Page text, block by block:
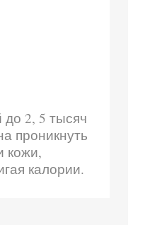
2, 5 тысяч
проникнуть
кожи,
калории.